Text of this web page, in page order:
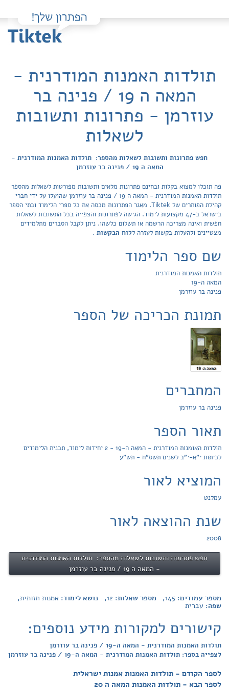
תולדות האמנות המודרנית -
המאה ה 19 / פנינה בר
עוזרמן - פתרונות ותשובות
לשאלות
חפש פתרונות ותשובות לשאלות מהספר: תולדות האמנות המודרנית -
המאה ה 19 / פנינה בר עוזרמן
פה תוכלו למצוא בקלות ובחינם פתרונות מלאים ותשובות מפורטות לשאלות מהספר
תולדות האמנות המודרנית - המאה ה 19 / פנינה בר עוזרמן שהועלו על ידי חברי
קהילת הפותרים של Tiktek. מאגר הפתרונות מכסה את כל ספרי הלימוד ובתי הספר
בישראל ב-47 מקצועות לימוד. הגישה לפתרונות והצפייה בכל התשובות לשאלות
חפשית ואינה מצריכה הרשמה או תשלום כלשהו. ניתן לקבל הסברים מתלמידים
מצטיינים ולהעלות בקשות לעזרה ללוח הבקשות .
שם ספר הלימוד
תולדות האמנות המודרנית
המאה ה-19
פנינה בר עוזרמן
תמונת הכריכה של הספר
המחברים
פנינה בר עוזרמן
תאור הספר
תולדות האומנות המודרנית - המאה ה-19 - 2 יחידות לימוד, תכנית הלימודים
לכיתות י"א-י"ב לשנים תשס"ח - תש"ע
המוציא לאור
עמלנט
שנת ההוצאה לאור
2008
חפש פתרונות ותשובות לשאלות מהספר: תולדות האמנות המודרנית
- המאה ה 19 / פנינה בר עוזרמן
מספר עמודים: 145, מספר שאלות: 12, נושא לימוד: אמנות חזותית,
שפה: עברית
קישורים למקורות מידע נוספים:
תולדות האמנות המודרנית - המאה ה-19 / פנינה בר עוזרמן
לצפייה בספר: תולדות האמנות המודרנית - המאה ה-19 / פנינה בר עוזרמן
לספר הקודם - תולדות האמנות אמנות ישראלית
לספר הבא - תולדות האמנות המאה ה 20